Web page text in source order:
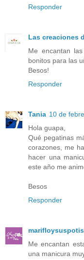
Responder
Las creaciones
Me encantan
bonitos para las
Besos!
Responder
Tania 10 de
Hola guapa,
Qué pegatinas
corazones, me
hacer una
este año me
Besos
Responder
marifloysuspotis
Me encantan
una manicura